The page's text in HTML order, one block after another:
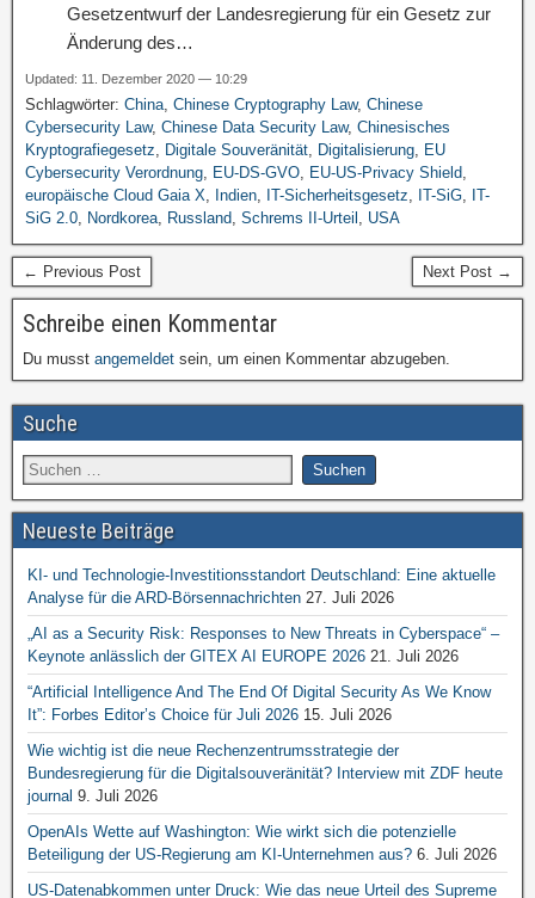
Gesetzentwurf der Landesregierung für ein Gesetz zur
Änderung des…
Updated: 11. Dezember 2020 — 10:29
Schlagwörter: China, Chinese Cryptography Law, Chinese
Cybersecurity Law, Chinese Data Security Law, Chinesisches
Kryptografiegesetz, Digitale Souveränität, Digitalisierung, EU
Cybersecurity Verordnung, EU-DS-GVO, EU-US-Privacy Shield,
europäische Cloud Gaia X, Indien, IT-Sicherheitsgesetz, IT-SiG, IT-
SiG 2.0, Nordkorea, Russland, Schrems II-Urteil , USA
← Previous Post Next Post →
Schreibe einen Kommentar
Du musst angemeldet sein, um einen Kommentar abzugeben.
Suche
Neueste Beiträge
KI- und Technologie-Investitionsstandort Deutschland: Eine aktuelle
Analyse für die ARD-Börsennachrichten 27. Juli 2026
„AI as a Security Risk: Responses to New Threats in Cyberspace“ –
Keynote anlässlich der GITEX AI EUROPE 2026 21. Juli 2026
“Artificial Intelligence And The End Of Digital Security As We Know
It”: Forbes Editor’s Choice für Juli 2026 15. Juli 2026
Wie wichtig ist die neue Rechenzentrumsstrategie der
Bundesregierung für die Digitalsouveränität? Interview mit ZDF heute
journal 9. Juli 2026
OpenAIs Wette auf Washington: Wie wirkt sich die potenzielle
Beteiligung der US-Regierung am KI-Unternehmen aus? 6. Juli 2026
US-Datenabkommen unter Druck: Wie das neue Urteil des Supreme